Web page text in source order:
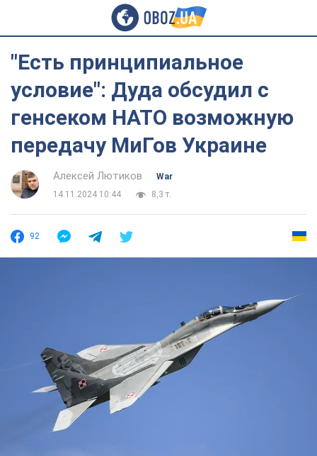
"Есть принципиальное
условие": Дуда обсудил с
генсеком НАТО возможную
передачу МиГов Украине
Алексей Лютиков
War
14.11.2024 10:44
8,3 т.
92